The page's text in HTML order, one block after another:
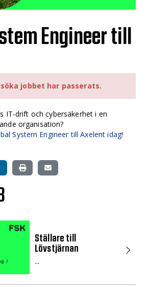
Engineer till
jobbet har passerats.
IT-drift och cybersäkerhet i en
organisation?
System Engineer till Axelent idag!
Ställare till
Lövstjärnan
...